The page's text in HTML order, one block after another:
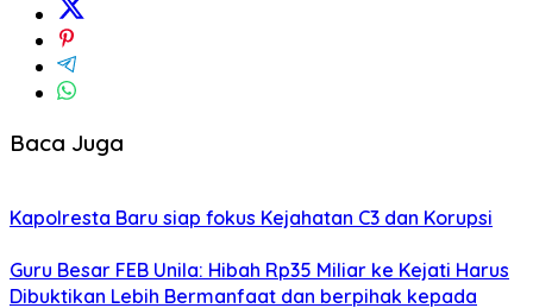
Baca Juga
Kapolresta Baru siap fokus Kejahatan C3 dan Korupsi
Guru Besar FEB Unila: Hibah Rp35 Miliar ke Kejati Harus
Dibuktikan Lebih Bermanfaat dan berpihak kepada